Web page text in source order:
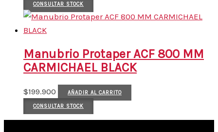
CONSULTAR STOCK
Manubrio Protaper ACF 800 MM
CARMICHAEL BLACK
$199.900 AÑADIR AL CARRITO
CONSULTAR STOCK